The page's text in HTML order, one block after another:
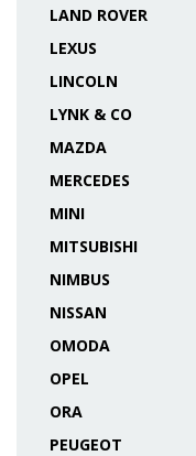
LAND ROVER
LEXUS
LINCOLN
LYNK & CO
MAZDA
MERCEDES
MINI
MITSUBISHI
NIMBUS
NISSAN
OMODA
OPEL
ORA
PEUGEOT